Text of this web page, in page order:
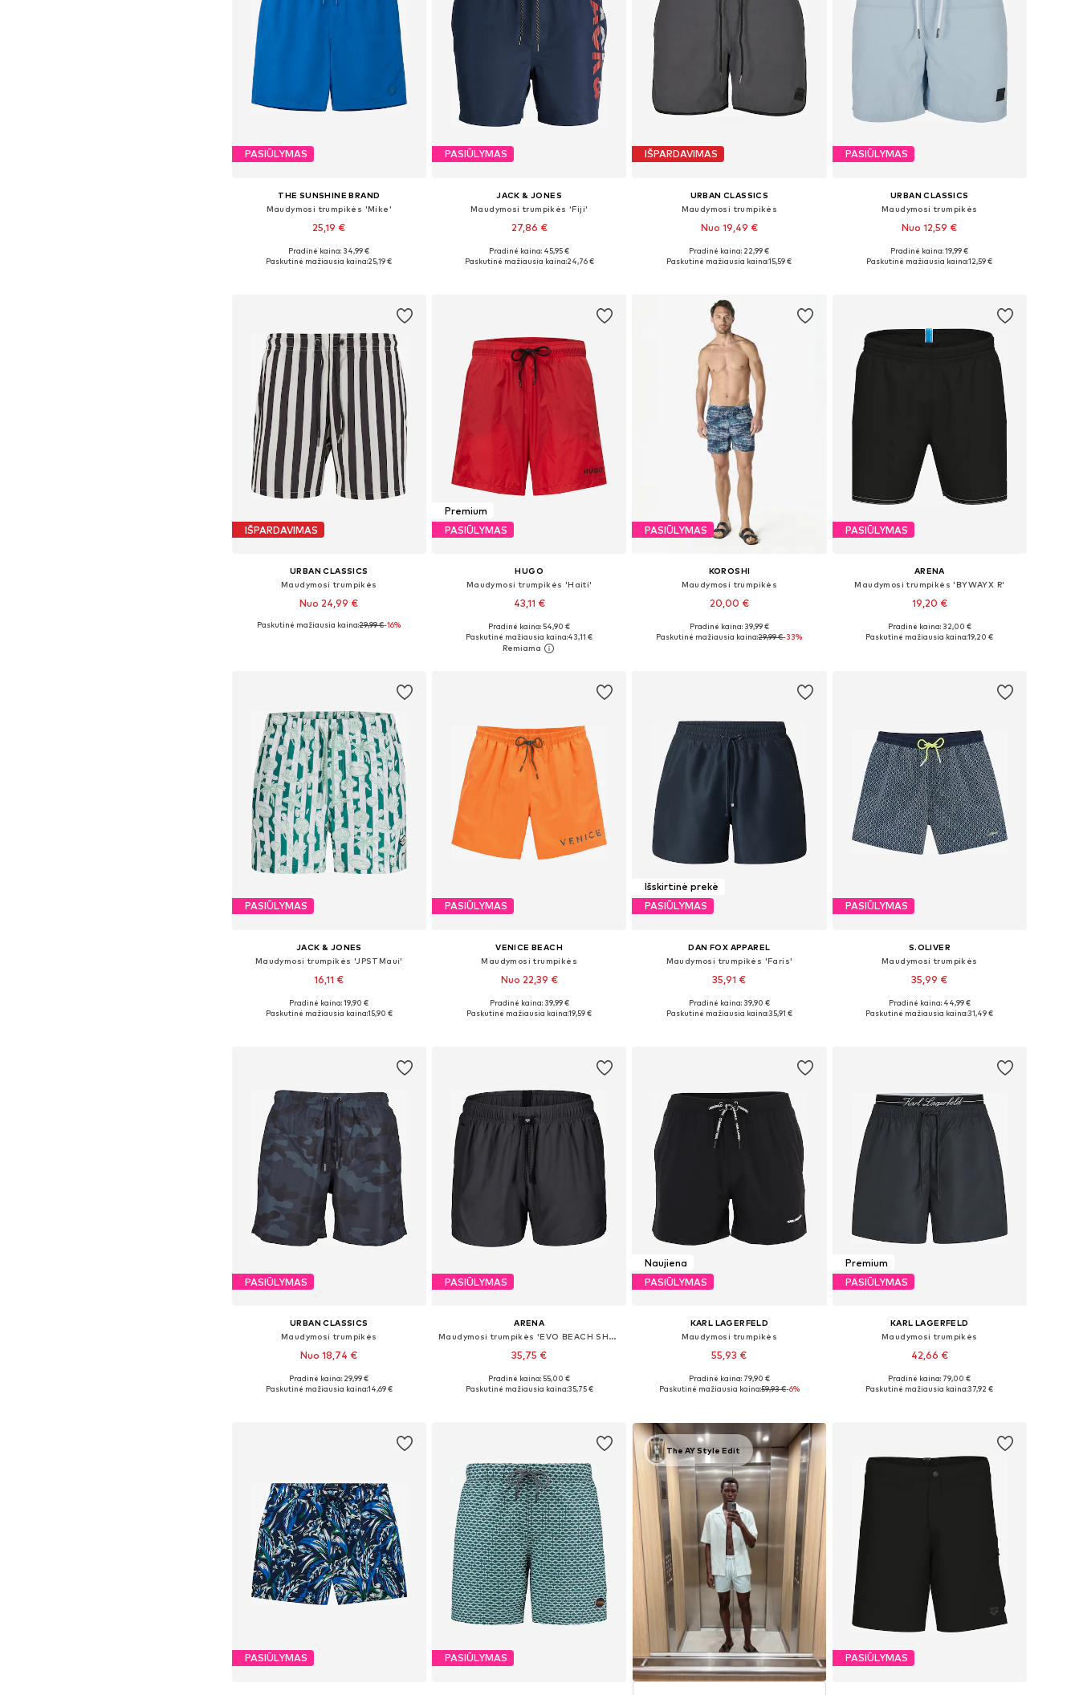
PASIŪLYMAS
THE SUNSHINE BRAND
Maudymosi trumpikės 'Mike'
25,19 €
Galimi dydžiai: S, M, L, XL, XXL, XXXL
Pradinė kaina: 34,99 €
Paskutinė mažiausia kaina:25,19 €
PASIŪLYMAS
JACK & JONES
Maudymosi trumpikės 'Fiji'
27,86 €
Galimi dydžiai: S, M, L, XL, XXL
Pradinė kaina: 45,95 €
Paskutinė mažiausia kaina:24,76 €
IŠPARDAVIMAS
URBAN CLASSICS
Maudymosi trumpikės
Nuo 19,49 €
+6
Galimi dydžiai: S, M, L, XXL, XXXL, 5XL
Pradinė kaina: 22,99 €
Paskutinė mažiausia kaina:15,59 €
PASIŪLYMAS
URBAN CLASSICS
Maudymosi trumpikės
Nuo 12,59 €
+24
Galimi dydžiai: S, M, L, XXL, XXXL, 5XL
Pradinė kaina: 19,99 €
Paskutinė mažiausia kaina:12,59 €
IŠPARDAVIMAS
URBAN CLASSICS
Maudymosi trumpikės
Nuo 24,99 €
Paskutinė mažiausia kaina:29,99 €-16%
Premium
PASIŪLYMAS
HUGO
Maudymosi trumpikės 'Haiti'
43,11 €
+ 1
Galimi dydžiai: S, M, L, XXL
Į krepšelį
Pradinė kaina: 54,90 €
Paskutinė mažiausia kaina:43,11 €
PASIŪLYMAS
KOROSHI
Maudymosi trumpikės
20,00 €
Galimi dydžiai: S, M, L, XL, XXL
Pradinė kaina: 39,99 €
Paskutinė mažiausia kaina:29,99 €-33%
PASIŪLYMAS
ARENA
Maudymosi trumpikės 'BYWAYX R'
19,20 €
Galimi dydžiai: M, L, XL, XXL
Pradinė kaina: 32,00 €
Paskutinė mažiausia kaina:19,20 €
PASIŪLYMAS
JACK & JONES
Maudymosi trumpikės 'JPSTMaui'
16,11 €
Galimi dydžiai: XS, S, M, L, XL, XXL
Pradinė kaina: 19,90 €
Paskutinė mažiausia kaina:15,90 €
PASIŪLYMAS
VENICE BEACH
Maudymosi trumpikės
Nuo 22,39 €
Galimi dydžiai: S, M, L, XL, XXL
Pradinė kaina: 39,99 €
Paskutinė mažiausia kaina:19,59 €
Išskirtinė prekė
PASIŪLYMAS
DAN FOX APPAREL
Maudymosi trumpikės 'Faris'
35,91 €
Galimi dydžiai: S, M, L, XL, XXL
Pradinė kaina: 39,90 €
Paskutinė mažiausia kaina:35,91 €
PASIŪLYMAS
S.OLIVER
Maudymosi trumpikės
35,99 €
Galimi dydžiai: S, M, L, XL, XXL
Pradinė kaina: 44,99 €
Paskutinė mažiausia kaina:31,49 €
PASIŪLYMAS
URBAN CLASSICS
Maudymosi trumpikės
Nuo 18,74 €
Galimi dydžiai: S, M, L, XL, XXL, 5XL
Pradinė kaina: 29,99 €
Paskutinė mažiausia kaina:14,69 €
PASIŪLYMAS
ARENA
Maudymosi trumpikės 'EVO BEACH SHORT SOLID'
35,75 €
Galimi dydžiai: S, M, L, XL
Pradinė kaina: 55,00 €
Paskutinė mažiausia kaina:35,75 €
Naujiena
PASIŪLYMAS
KARL LAGERFELD
Maudymosi trumpikės
55,93 €
Galimi dydžiai: S, M, L, XL
Pradinė kaina: 79,90 €
Paskutinė mažiausia kaina:59,93 €-6%
Premium
PASIŪLYMAS
KARL LAGERFELD
Maudymosi trumpikės
42,66 €
Galimi dydžiai: S, M, L, XL
Pradinė kaina: 79,00 €
Paskutinė mažiausia kaina:37,92 €
PASIŪLYMAS PASIŪLYMAS
The AY Style Edit
PASIŪLYMAS